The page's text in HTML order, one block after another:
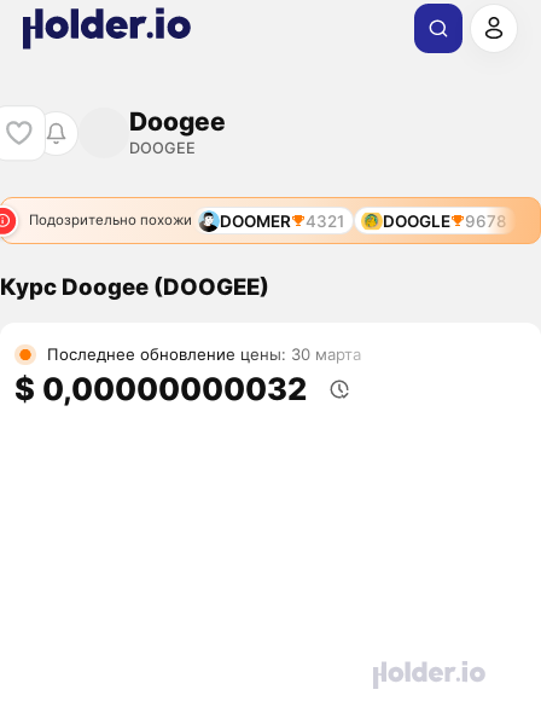
Doogee
DOOGEE
Подозрительно похожи DOOMER 4321 DOOGLE 9678
Курс Doogee (DOOGEE)
Последнее обновление цены: 30 марта
$ 0,00000000032